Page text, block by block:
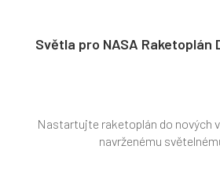
Světla pro NASA Raketoplán
Nastartujte raketoplán do nových
navrženému